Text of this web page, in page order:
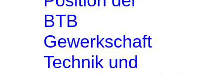
BTB
Gewerkschaft
Technik und